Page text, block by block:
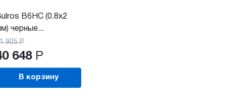
B6HC (0.8x2
черные...
905 Р
648 Р
В корзину